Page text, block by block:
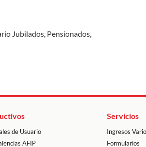
Jubilados, Pensionados,
de Usuario
AFIP
Servicios
Ingresos
Formularios